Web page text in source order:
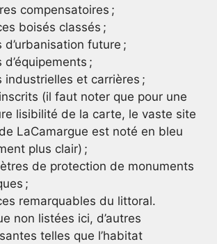
compensatoires ;
boisés classés ;
d’urbanisation future ;
d’équipements ;
industrielles et carrières ;
(il faut noter que pour une
lisibilité de la carte, le vaste site
LaCamargue est noté en bleu
plus clair) ;
de protection de monuments
;
remarquables du littoral.
non listées ici, d’autres
telles que l’habitat